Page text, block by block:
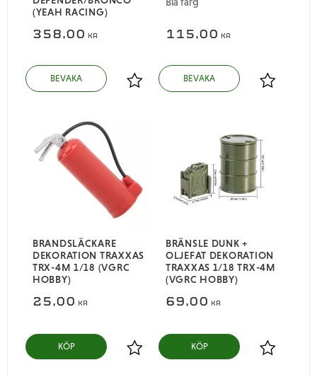
(YEAH RACING)
358,00 KR
Lägg till i favoriter
115,00 KR
Lägg till i
BRANDSLÄCKARE
DEKORATION TRAXXAS
TRX-4M 1/18 (VGRC
HOBBY)
25,00 KR
Lägg till i favoriter
KÖP
BRÄNSLE DUNK +
OLJEFAT DEKORATION
TRAXXAS 1/18 TRX-4M
(VGRC HOBBY)
69,00 KR
Lägg till i
KÖP